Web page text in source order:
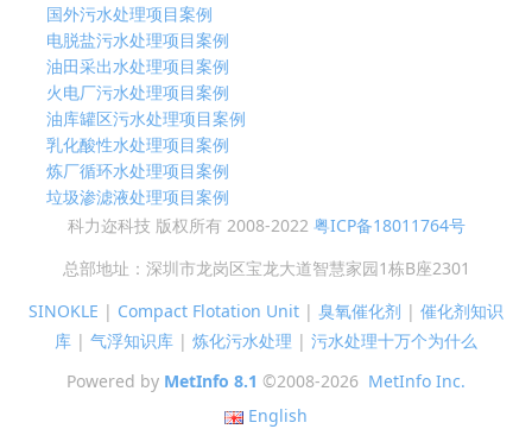
国外污水处理项目案例
电脱盐污水处理项目案例
油田采出水处理项目案例
火电厂污水处理项目案例
油库罐区污水处理项目案例
乳化酸性水处理项目案例
炼厂循环水处理项目案例
垃圾渗滤液处理项目案例
科力迩科技 版权所有 2008-2022 粤ICP备18011764号
总部地址：深圳市龙岗区宝龙大道智慧家园1栋B座2301
SINOKLE | Compact Flotation Unit | 臭氧催化剂 | 催化剂知识
库 | 气浮知识库 | 炼化污水处理 | 污水处理十万个为什么
Powered by MetInfo 8.1 ©2008-2026 MetInfo Inc.
English